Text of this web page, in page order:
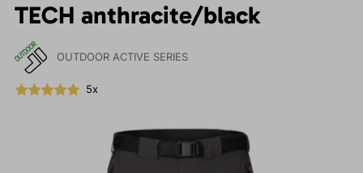
TECH anthracite/black
OUTDOOR ACTIVE SERIES
5x